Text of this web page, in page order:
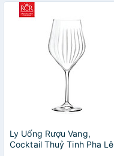
Ly Uống Rượu Vang,
Cocktail Thuỷ Tinh Pha Lê